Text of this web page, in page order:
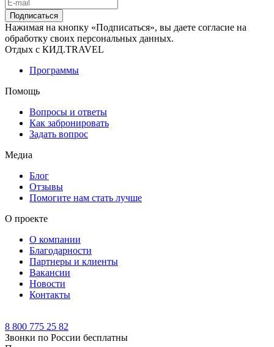
Подписаться
Нажимая на кнопку «Подписаться», вы даете согласие на
обработку своих персональных данных.
Отдых с КИД.TRAVEL
Программы
Помощь
Вопросы и ответы
Как забронировать
Задать вопрос
Медиа
Блог
Отзывы
Помогите нам стать лучше
О проекте
О компании
Благодарности
Партнеры и клиенты
Вакансии
Новости
Контакты
8 800 775 25 82
Звонки по России бесплатны